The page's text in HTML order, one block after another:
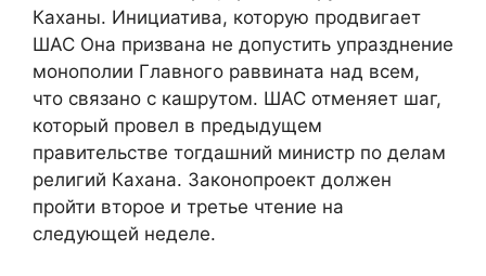
Каханы. Инициатива, которую продвигает
ШАС Она призвана не допустить упразднение
монополии Главного раввината над всем,
что связано с кашрутом. ШАС отменяет шаг,
который провел в предыдущем
правительстве тогдашний министр по делам
религий Кахана. Законопроект должен
пройти второе и третье чтение на
следующей неделе.